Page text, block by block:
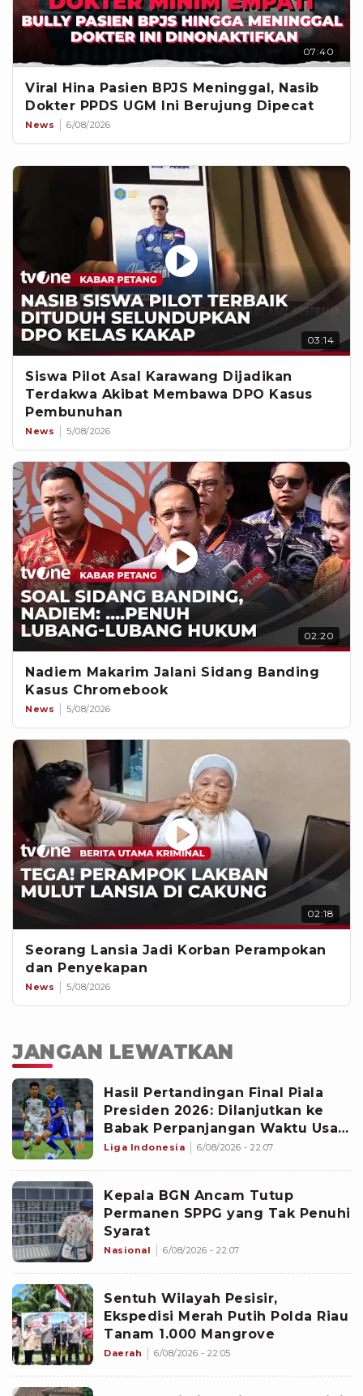
07:40
Viral Hina Pasien BPJS Meninggal, Nasib
Dokter PPDS UGM Ini Berujung Dipecat
News 6/08/2026
03:14
Siswa Pilot Asal Karawang Dijadikan
Terdakwa Akibat Membawa DPO Kasus
Pembunuhan
News 5/08/2026
02:20
Nadiem Makarim Jalani Sidang Banding
Kasus Chromebook
News 5/08/2026
02:18
Seorang Lansia Jadi Korban Perampokan
dan Penyekapan
News 5/08/2026
JANGAN LEWATKAN
Hasil Pertandingan Final Piala
Presiden 2026: Dilanjutkan ke
Babak Perpanjangan Waktu Usai
Persib Vs Persebaya Berakhir
Liga Indonesia 6/08/2026 - 22:07
Kepala BGN Ancam Tutup
Permanen SPPG yang Tak Penuhi
Syarat
Nasional 6/08/2026 - 22:07
Sentuh Wilayah Pesisir,
Ekspedisi Merah Putih Polda Riau
Tanam 1.000 Mangrove
Daerah 6/08/2026 - 22:05